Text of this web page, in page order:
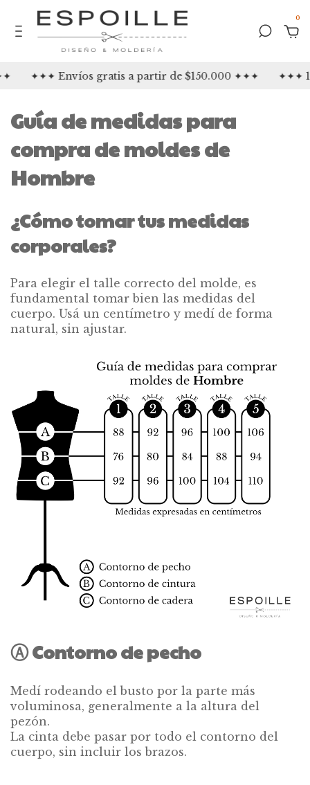
0
✦✦✦ Envíos gratis a partir de $150.000 ✦✦✦ ✦✦✦
Guía de medidas para
compra de moldes de
Hombre
¿Cómo tomar tus medidas
corporales?
Para elegir el talle correcto del molde, es
fundamental tomar bien las medidas del
cuerpo. Usá un centímetro y medí de forma
natural, sin ajustar.
ⒶContorno de pecho
Medí rodeando el busto por la parte más
voluminosa, generalmente a la altura del
pezón.
La cinta debe pasar por todo el contorno del
cuerpo, sin incluir los brazos.